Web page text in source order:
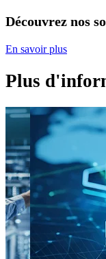
Découvrez nos
En savoir plus
Plus